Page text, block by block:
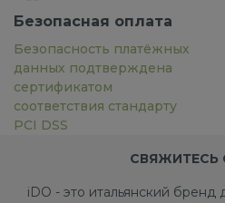
Безопасная оплата
Безопасность платёжных
данных подтверждена
сертификатом
соответствия стандарту
PCI DSS
СВЯЖИТЕСЬ
iDO - это итальянский